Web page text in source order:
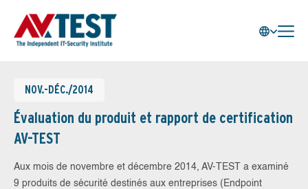
NOV.-DÉC./2014
Évaluation du produit et rapport de certification
AV-TEST
Aux mois de novembre et décembre 2014, AV-TEST a examiné
9 produits de sécurité destinés aux entreprises (Endpoint